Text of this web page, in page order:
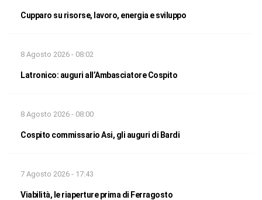
Cupparo su risorse, lavoro, energia e sviluppo
8 Agosto 2026 - 08:02
Latronico: auguri all’Ambasciatore Cospito
8 Agosto 2026 - 08:00
Cospito commissario Asi, gli auguri di Bardi
7 Agosto 2026 - 17:43
Viabilità, le riaperture prima di Ferragosto